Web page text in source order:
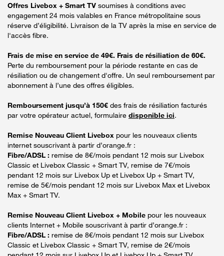
Offres Livebox + Smart TV soumises à conditions avec
engagement 24 mois valables en France métropolitaine sous
réserve d’éligibilité. Livraison de la TV après la mise en service de
l'accès fibre.
Frais de mise en service de 49€. Frais de résiliation de 60€.
Perte du remboursement pour la période restante en cas de
résiliation ou de changement d'offre. Un seul remboursement par
abonnement à l’une des offres éligibles.
Remboursement jusqu’à 150€ des frais de résiliation facturés
par votre opérateur actuel, formulaire disponible ici.
Remise Nouveau Client Livebox pour les nouveaux clients
internet souscrivant à partir d’orange.fr :
Fibre/ADSL : remise de 8€/mois pendant 12 mois sur Livebox
Classic et Livebox Classic + Smart TV, remise de 7€/mois
pendant 12 mois sur Livebox Up et Livebox Up + Smart TV,
remise de 5€/mois pendant 12 mois sur Livebox Max et Livebox
Max + Smart TV.
Remise Nouveau Client Livebox + Mobile pour les nouveaux
clients Internet + Mobile souscrivant à partir d’orange.fr :
Fibre/ADSL : remise de 8€/mois pendant 12 mois sur Livebox
Classic et Livebox Classic + Smart TV, remise de 2€/mois